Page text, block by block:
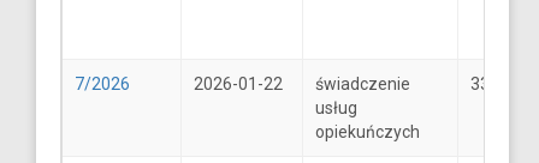
7/2026 2026-01-22
świadczenie
usług
opiekuńczych
33